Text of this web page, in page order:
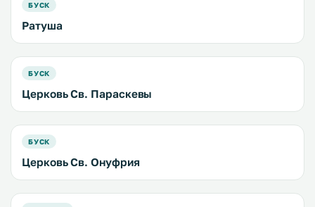
БУСК
Ратуша
БУСК
Церковь Св. Параскевы
БУСК
Церковь Св. Онуфрия